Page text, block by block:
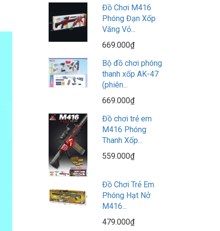
Đồ Chơi M416
Phóng Đạn Xốp
Văng Vỏ...
669.000₫
Bộ đồ chơi phóng
thanh xốp AK-47
(phiên...
669.000₫
Đồ chơi trẻ em
M416 Phóng
Thanh Xốp...
559.000₫
Đồ Chơi Trẻ Em
Phóng Hạt Nở
M416...
479.000₫